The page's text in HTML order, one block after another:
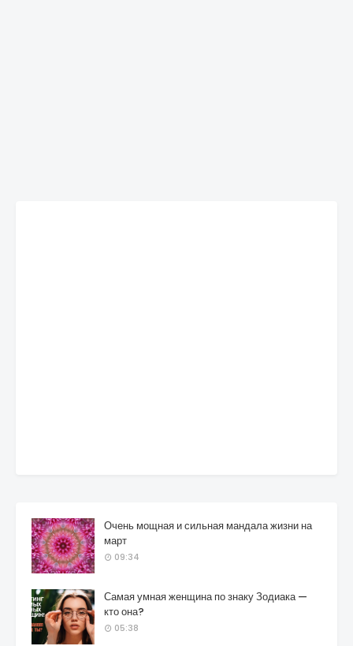
Очень мощная и сильная мандала жизни на
март
09:34
Самая умная женщина по знаку Зодиака —
кто она?
05:38